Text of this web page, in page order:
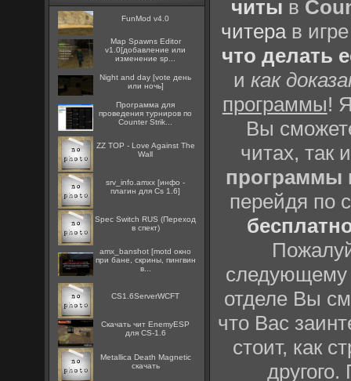
FunMod v4.0
Map Spawns Editor
v1.0[добавление или
изменение sp...
Night and day [vote день
или ночь]
Программа для
проведения турниров по
Counter Strik...
ZZ TOP - Love Against The
Wall
srv_info.amxx [инфо -
плагин для Cs 1.6]
Spec Switch RUS (Переход
в спект)
amx_banshot [motd окно
при бане, скрины, пингвин
в...
CS1.6ServerWCFT
Скачать чит EnemyESP
для CS-1.6
Metallica Death Magnetic
скачать
читы в
читерав
что делать
икак
программы!
Вы
читах, так
программы
перейдя по
отделе Вы
что Вас
стоит, как